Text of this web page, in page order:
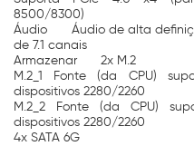
8500/8300)
Áudio
Áudio de alta
de 7.1 canais
Armazenar
2x M.2
M.2_1 Fonte (da CPU)
dispositivos 2280/2260
M.2_2 Fonte (da CPU)
dispositivos 2280/2260
4x SATA 6G